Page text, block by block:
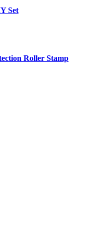
Set
Roller Stamp